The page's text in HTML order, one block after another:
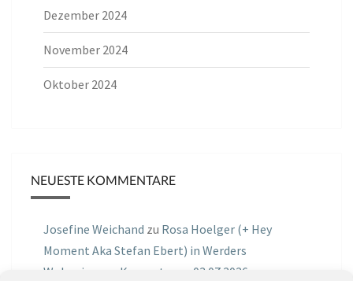
Dezember 2024
November 2024
Oktober 2024
NEUESTE KOMMENTARE
Josefine Weichand zu Rosa Hoelger (+ Hey
Moment Aka Stefan Ebert) in Werders
Wohnzimmer Konzerte am 03.07.2026